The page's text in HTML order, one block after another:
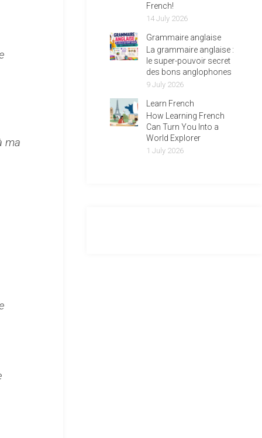
ma
French!
14 July 2026
Grammaire anglaise
La grammaire anglaise :
le super-pouvoir secret
des bons anglophones
9 July 2026
Learn French
How Learning French
Can Turn You Into a
World Explorer
1 July 2026